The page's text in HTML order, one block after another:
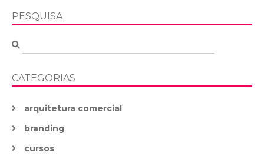
PESQUISA
CATEGORIAS
arquitetura comercial
branding
cursos